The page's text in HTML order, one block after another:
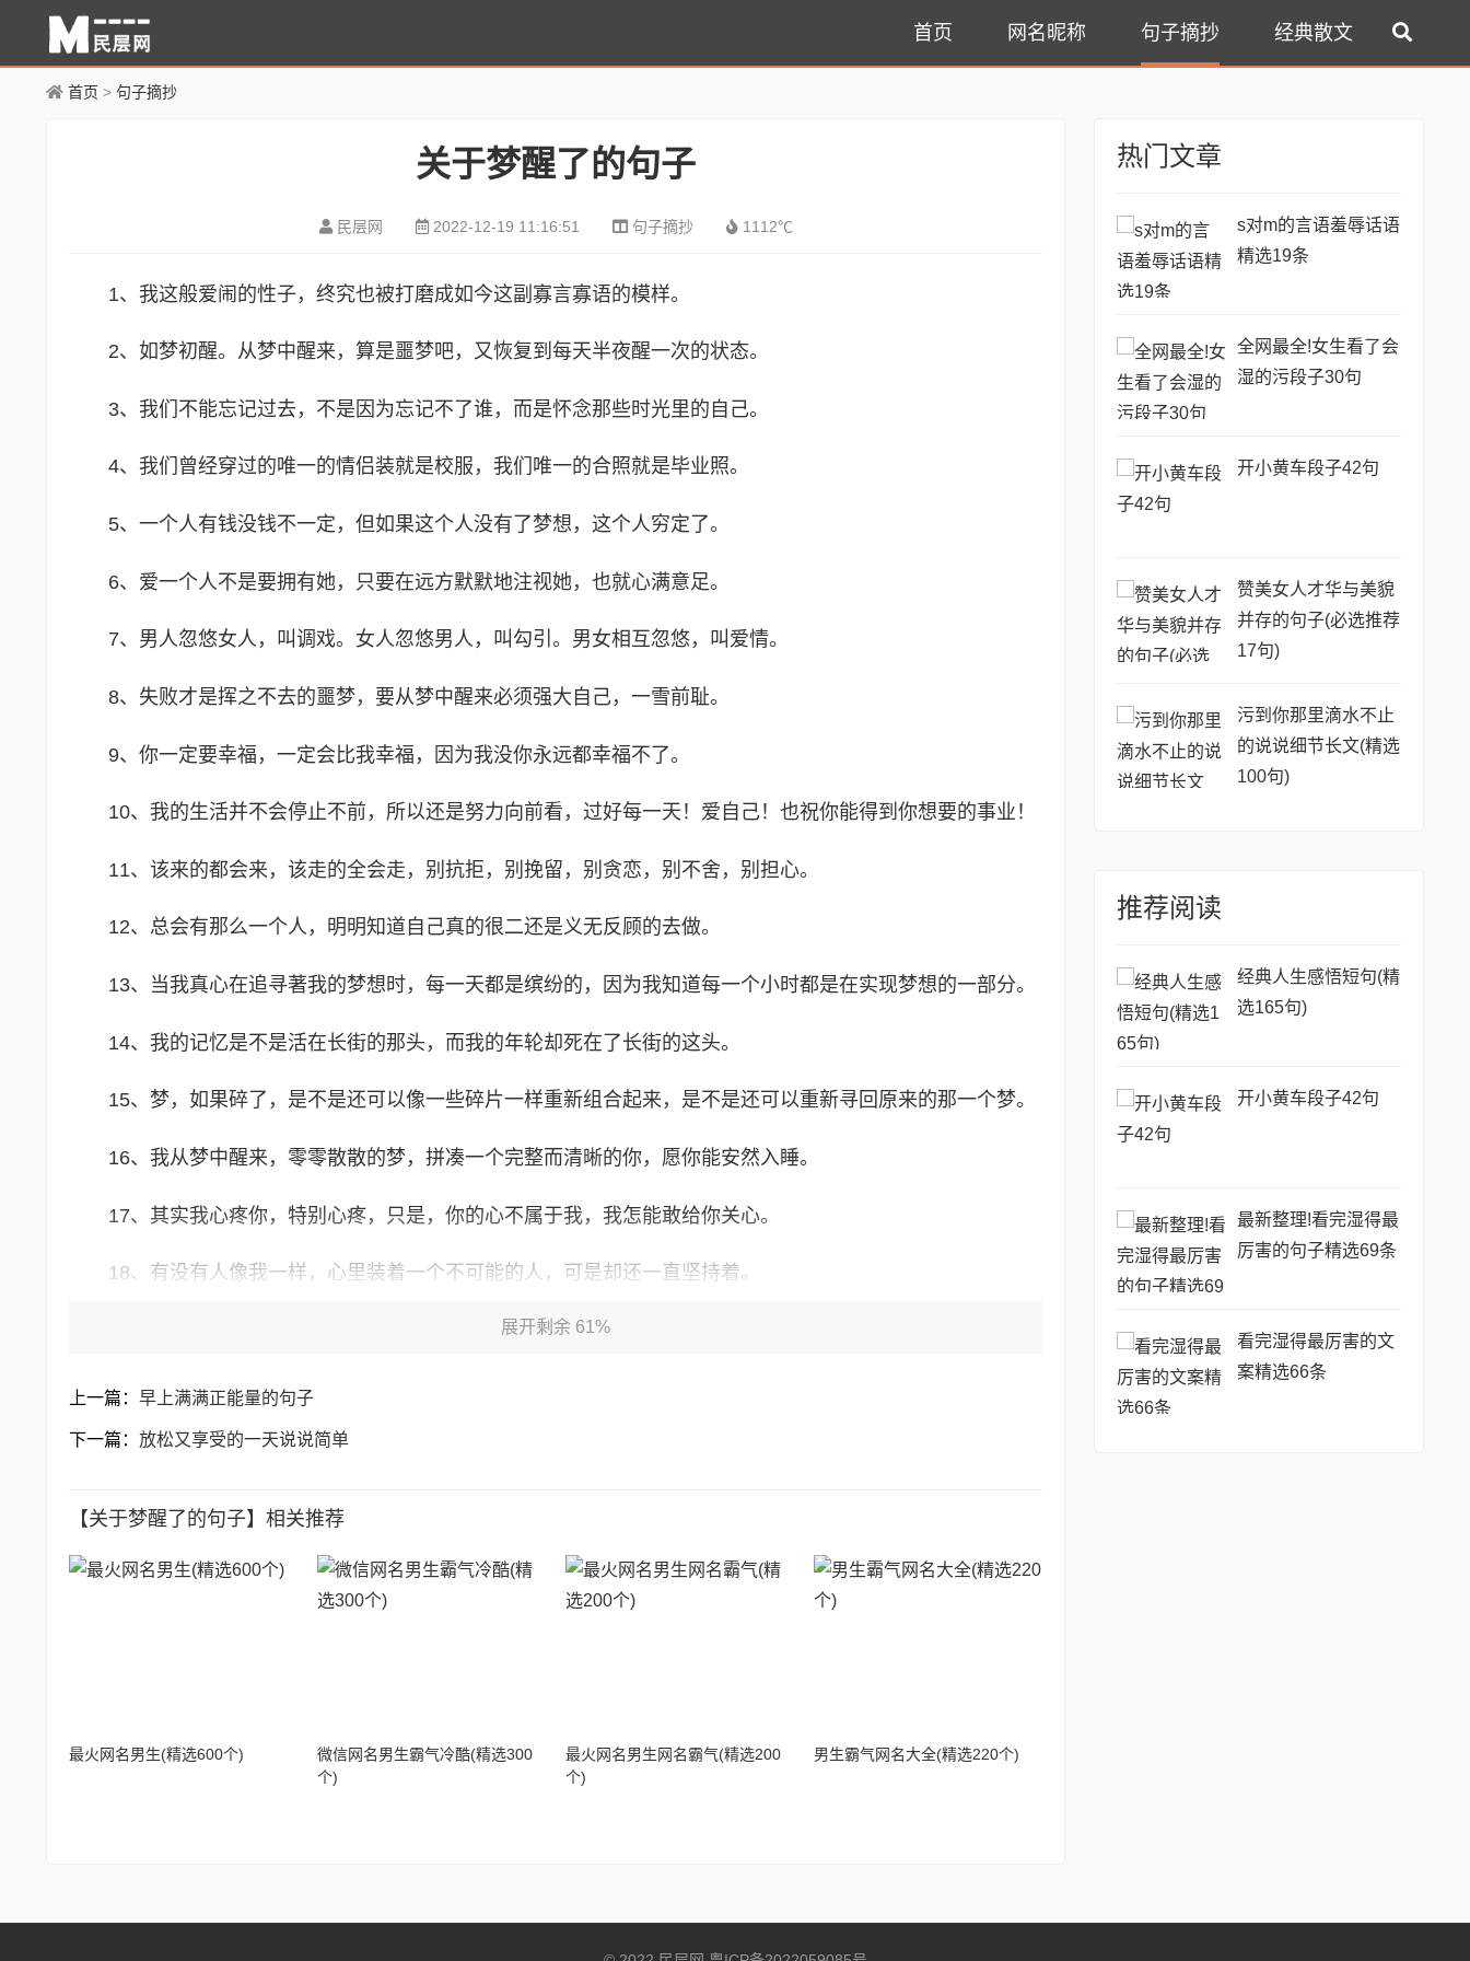
首页 网名昵称 句子摘抄 经典散文
首页 > 句子摘抄
关于梦醒了的句子
民层网 2022-12-19 11:16:51 句子摘抄 1112℃
1、我这般爱闹的性子，终究也被打磨成如今这副寡言寡语的模样。
2、如梦初醒。从梦中醒来，算是噩梦吧，又恢复到每天半夜醒一次的状态。
3、我们不能忘记过去，不是因为忘记不了谁，而是怀念那些时光里的自己。
4、我们曾经穿过的唯一的情侣装就是校服，我们唯一的合照就是毕业照。
5、一个人有钱没钱不一定，但如果这个人没有了梦想，这个人穷定了。
6、爱一个人不是要拥有她，只要在远方默默地注视她，也就心满意足。
7、男人忽悠女人，叫调戏。女人忽悠男人，叫勾引。男女相互忽悠，叫爱情。
8、失败才是挥之不去的噩梦，要从梦中醒来必须强大自己，一雪前耻。
9、你一定要幸福，一定会比我幸福，因为我没你永远都幸福不了。
10、我的生活并不会停止不前，所以还是努力向前看，过好每一天！爱自己！也祝你能得到你想要的事业！
11、该来的都会来，该走的全会走，别抗拒，别挽留，别贪恋，别不舍，别担心。
12、总会有那么一个人，明明知道自己真的很二还是义无反顾的去做。
13、当我真心在追寻著我的梦想时，每一天都是缤纷的，因为我知道每一个小时都是在实现梦想的一部分。
14、我的记忆是不是活在长街的那头，而我的年轮却死在了长街的这头。
15、梦，如果碎了，是不是还可以像一些碎片一样重新组合起来，是不是还可以重新寻回原来的那一个梦。
16、我从梦中醒来，零零散散的梦，拼凑一个完整而清晰的你，愿你能安然入睡。
17、其实我心疼你，特别心疼，只是，你的心不属于我，我怎能敢给你关心。
18、有没有人像我一样，心里装着一个不可能的人，可是却还一直坚持着。
19、1对于大多数刚走入社会的人来说，一套房子就能消灭一个梦想。
20、人生最苦痛的是梦醒了无路可走。做梦的人是幸福的；倘没有看出可走的路，最要紧的是不要去惊醒
23、尘世昏昏谁梦醒，春蚕空吐情丝，自缠绕，弹捏中，总招迷惑将人弄，繁华一瞬执着何用？
展开剩余 61%
上一篇： 早上满满正能量的句子
下一篇： 放松又享受的一天说说简单
【关于梦醒了的句子】相关推荐
最火网名男生(精选600个)
微信网名男生霸气冷酷(精选300
个)
最火网名男生网名霸气(精选200
个)
男生霸气网名大全(精选220个)
热门文章
s对m的言语羞辱话语
精选19条
全网最全!女生看了会
湿的污段子30句
开小黄车段子42句
赞美女人才华与美貌
并存的句子(必选推荐
17句)
污到你那里滴水不止
的说说细节长文(精选
100句)
推荐阅读
经典人生感悟短句(精
选165句)
开小黄车段子42句
最新整理!看完湿得最
厉害的句子精选69条
看完湿得最厉害的文
案精选66条